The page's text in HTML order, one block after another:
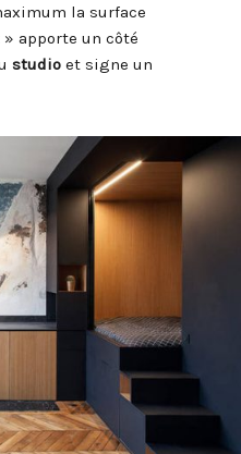
la surface
apporte un côté
studio et signe un